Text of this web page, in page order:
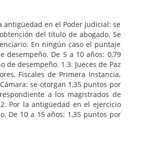
en el Poder Judicial: se
del título de abogado. Se
En ningún caso el puntaje
desempeño. De 5 a 10 años: 0,79
desempeño. 1.3. Jueces de Paz
Fiscales de Primera Instancia,
se otorgan 1,35 puntos por
a los magistrados de
Por la antigüedad en el ejercicio
De 10 a 15 años: 1,35 puntos por